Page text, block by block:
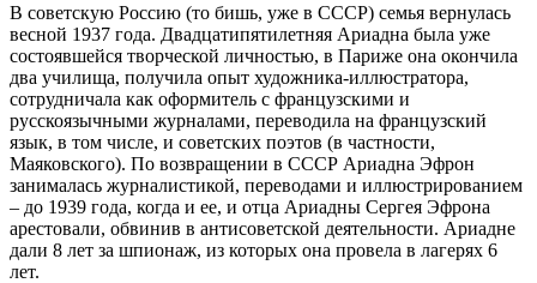
В советскую Россию (то бишь, уже в СССР) семья вернулась
весной 1937 года. Двадцатипятилетняя Ариадна была уже
состоявшейся творческой личностью, в Париже она окончила
два училища, получила опыт художника-иллюстратора,
сотрудничала как оформитель с французскими и
русскоязычными журналами, переводила на французский
язык, в том числе, и советских поэтов (в частности,
Маяковского). По возвращении в СССР Ариадна Эфрон
занималась журналистикой, переводами и иллюстрированием
– до 1939 года, когда и ее, и отца Ариадны Сергея Эфрона
арестовали, обвинив в антисоветской деятельности. Ариадне
дали 8 лет за шпионаж, из которых она провела в лагерях 6
лет.